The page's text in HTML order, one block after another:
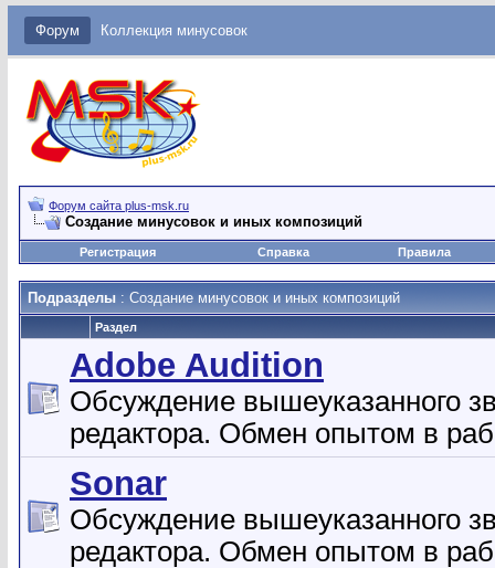
Форум Коллекция минусовок
Форум сайта plus-msk.ru
Создание минусовок и иных композиций
Регистрация Справка Правила
Подразделы : Создание минусовок и иных композиций
Раздел
Adobe Audition
Обсуждение вышеуказанного
редактора. Обмен опытом в
Sonar
Обсуждение вышеуказанного
редактора. Обмен опытом в